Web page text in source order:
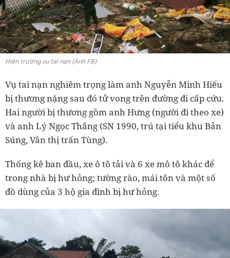
Hiện trường vụ tai nạn (Ảnh FB)
Vụ tai nạn nghiêm trọng làm anh Nguyễn Minh Hiếu
bị thương nặng sau đó tử vong trên đường đi cấp cứu.
Hai người bị thương gồm anh Hưng (người đi theo xe)
và anh Lý Ngọc Thắng (SN 1990, trú tại tiểu khu Bản
Súng, Vân thị trấn Tùng).
Thống kê ban đầu, xe ô tô tải và 6 xe mô tô khác để
trong nhà bị hư hỏng; tường rào, mái tôn và một số
đồ dùng của 3 hộ gia đình bị hư hỏng.